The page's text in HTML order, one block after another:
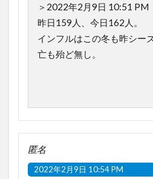
＞2022年2月9日 10:51 PM
昨日159人、今日162人。
インフルはこの冬も昨シー
亡も殆ど無し。
匿名
2022年2月9日 10:54 PM